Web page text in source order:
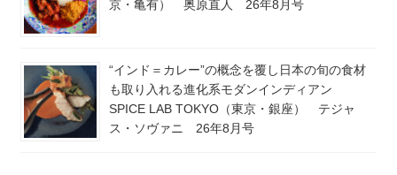
京・亀有） 奥原直人 26年8月号
“インド＝カレー”の概念を覆し日本の旬の食材
も取り入れる進化系モダンインディアン
SPICE LAB TOKYO（東京・銀座） テジャ
ス・ソヴァニ 26年8月号